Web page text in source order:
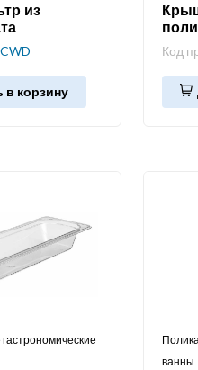
из
в корзину
Код
ванны